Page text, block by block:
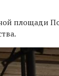
площади